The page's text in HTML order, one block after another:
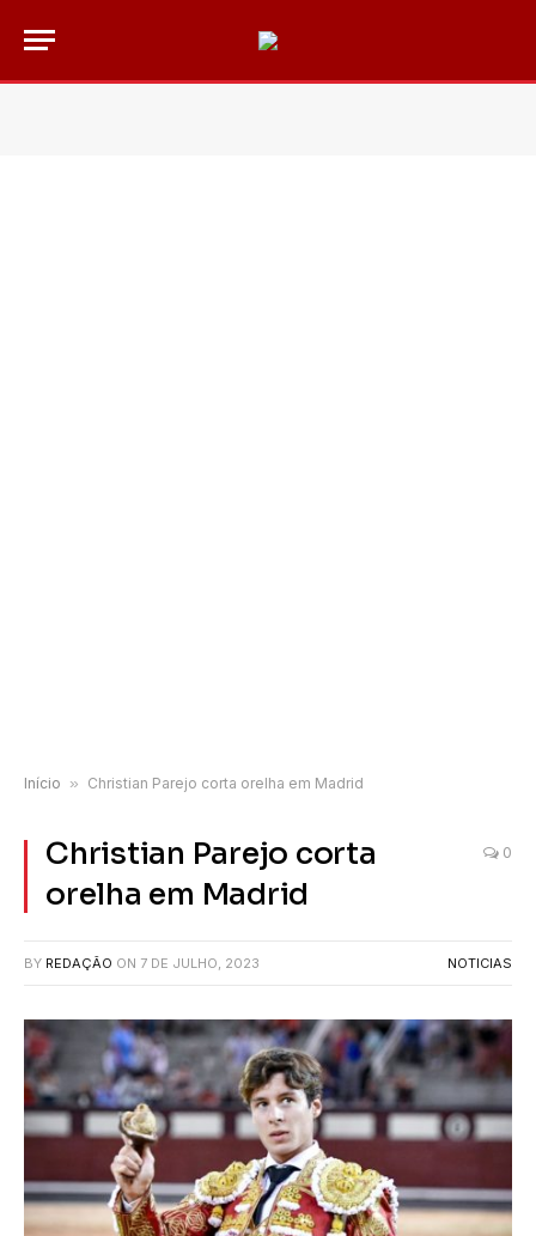
Início » Christian Parejo corta orelha em Madrid
Christian Parejo corta
orelha em Madrid
0
BY REDAÇÃO ON 7 DE JULHO, 2023 NOTICIAS